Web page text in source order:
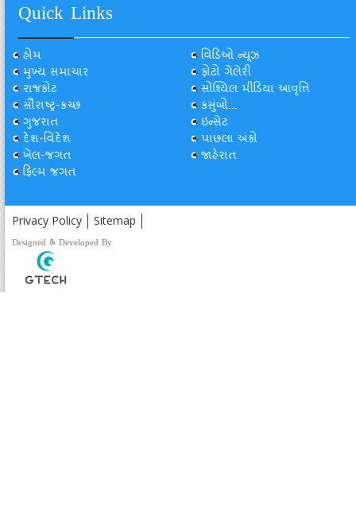
Quick Links
હોમ
મુખ્ય સમાચાર
રાજકોટ
સૌરાષ્ટ્ર-કચ્છ
ગુજરાત
દેશ-વિદેશ
ખેલ-જગત
ફિલ્મ જગત
વિડિઓ ન્યૂઝ
ફોટો ગેલેરી
સોશ્યિલ મીડિયા આવૃત્તિ
કસુંબો...
ઇન્સેટ
પાછલા અંકો
જાહેરાત
Privacy Policy Sitemap
Designed & Developed By